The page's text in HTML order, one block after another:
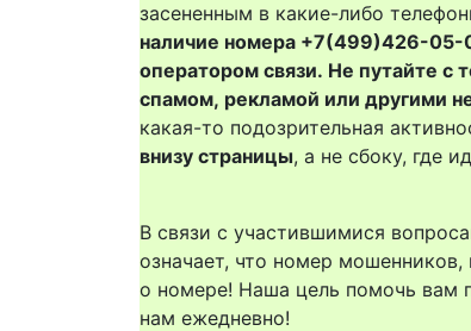
засененным в какие-либо
наличие номера +7(499)426-05-
оператором связи. Не путайте с
спамом, рекламой или другими
какая-то подозрительная
внизу страницы, а не сбоку, где
В связи с участившимися
означает, что номер
о номере! Наша цель помочь вам
нам ежедневно!